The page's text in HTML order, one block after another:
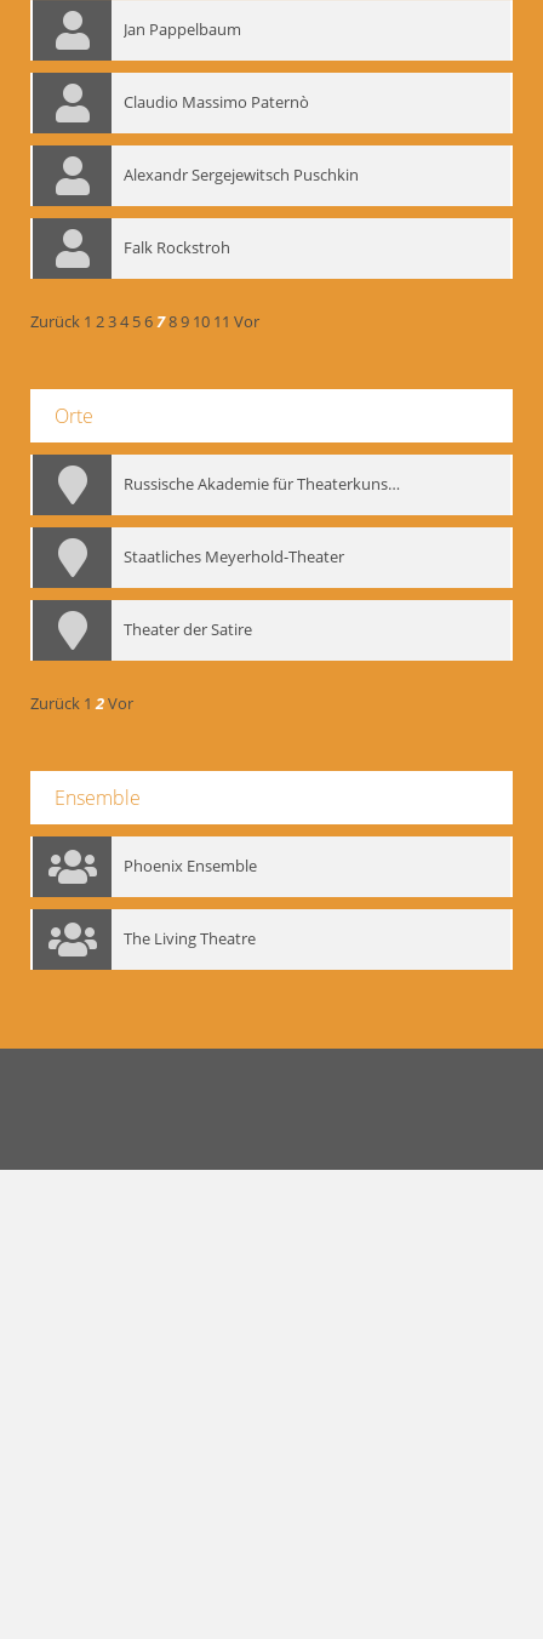
Jan Pappelbaum
Claudio Massimo Paternò
Alexandr Sergejewitsch Puschkin
Falk Rockstroh
Zurück 1 234 56789 10 11 Vor
Orte
Russische Akademie für Theaterkunst – GITIS
Staatliches Meyerhold-Theater
Theater der Satire
Zurück 1 2Vor
Ensemble
Phoenix Ensemble
The Living Theatre